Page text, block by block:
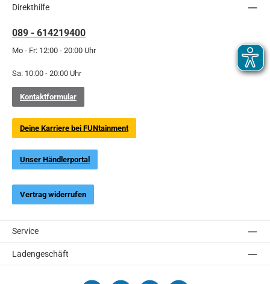
Direkthilfe
089 - 614219400
Mo - Fr: 12:00 - 20:00 Uhr
Sa: 10:00 - 20:00 Uhr
Kontaktformular
Deine Karriere bei FUNtainment
Unser Händlerportal
Vertrag widerrufen
Service
Ladengeschäft